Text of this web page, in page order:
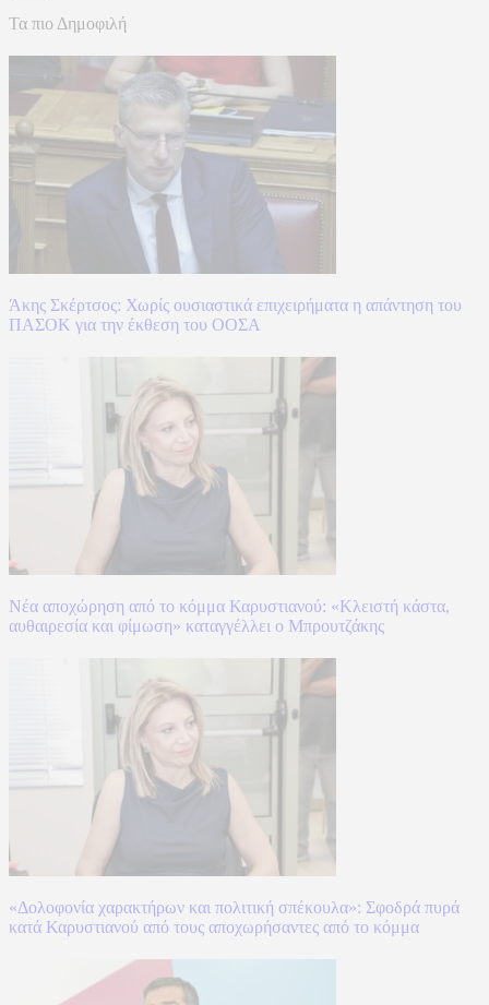
Τα πιο Δημοφιλή
Άκης Σκέρτσος: Χωρίς ουσιαστικά επιχειρήματα η απάντηση του
ΠΑΣΟΚ για την έκθεση του ΟΟΣΑ
Νέα αποχώρηση από το κόμμα Καρυστιανού: «Κλειστή κάστα,
αυθαιρεσία και φίμωση» καταγγέλλει ο Μπρουτζάκης
«Δολοφονία χαρακτήρων και πολιτική σπέκουλα»: Σφοδρά πυρά
κατά Καρυστιανού από τους αποχωρήσαντες από το κόμμα